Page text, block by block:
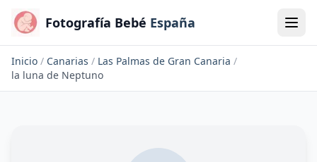
Fotografía Bebé España
Inicio / Canarias / Las Palmas de Gran Canaria /
la luna de Neptuno